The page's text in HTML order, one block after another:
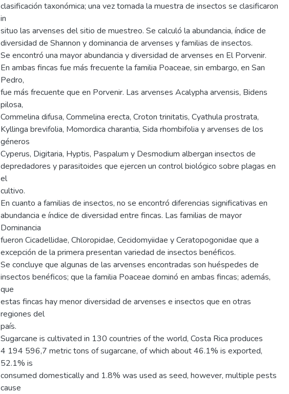
clasificación taxonómica; una vez tomada la muestra de insectos se clasificaron
in
situo las arvenses del sitio de muestreo. Se calculó la abundancia, índice de
diversidad de Shannon y dominancia de arvenses y familias de insectos.
Se encontró una mayor abundancia y diversidad de arvenses en El Porvenir.
En ambas fincas fue más frecuente la familia Poaceae, sin embargo, en San
Pedro,
fue más frecuente que en Porvenir. Las arvenses Acalypha arvensis, Bidens
pilosa,
Commelina difusa, Commelina erecta, Croton trinitatis, Cyathula prostrata,
Kyllinga brevifolia, Momordica charantia, Sida rhombifolia y arvenses de los
géneros
Cyperus, Digitaria, Hyptis, Paspalum y Desmodium albergan insectos de
depredadores y parasitoides que ejercen un control biológico sobre plagas en
el
cultivo.
En cuanto a familias de insectos, no se encontró diferencias significativas en
abundancia e índice de diversidad entre fincas. Las familias de mayor
Dominancia
fueron Cicadellidae, Chloropidae, Cecidomyiidae y Ceratopogonidae que a
excepción de la primera presentan variedad de insectos benéficos.
Se concluye que algunas de las arvenses encontradas son huéspedes de
insectos benéficos; que la familia Poaceae dominó en ambas fincas; además,
que
estas fincas hay menor diversidad de arvenses e insectos que en otras
regiones del
país.
Sugarcane is cultivated in 130 countries of the world, Costa Rica produces
4 194 596,7 metric tons of sugarcane, of which about 46.1% is exported,
52.1% is
consumed domestically and 1.8% was used as seed, however, multiple pests
cause